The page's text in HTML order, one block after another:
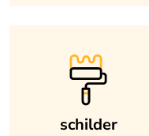
schilder